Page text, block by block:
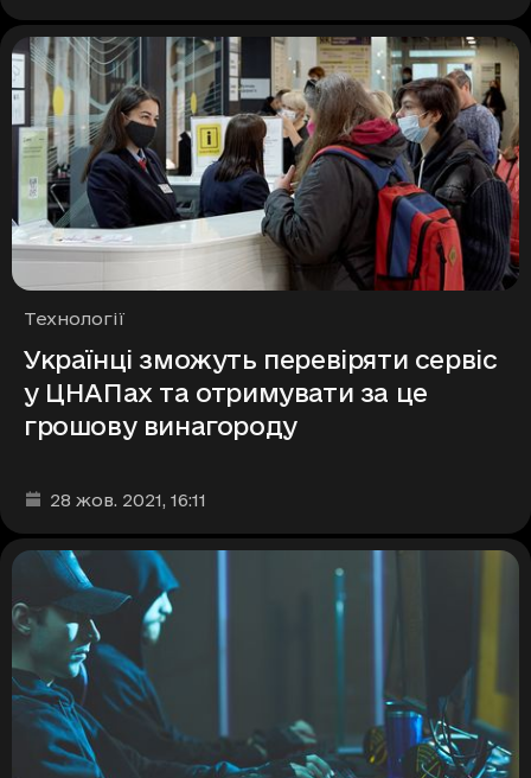
Рубрики
Технології
Українці зможуть перевіряти сервіс
у ЦНАПах та отримувати за це
грошову винагороду
Дата та час публікації
28 жов. 2021, 16:11